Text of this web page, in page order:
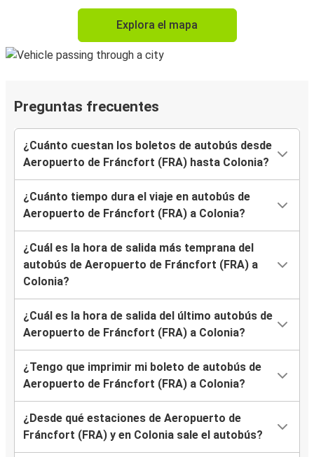
Explora el mapa
Preguntas frecuentes
¿Cuánto cuestan los boletos de autobús desde
Aeropuerto de Fráncfort (FRA) hasta Colonia?
¿Cuánto tiempo dura el viaje en autobús de
Aeropuerto de Fráncfort (FRA) a Colonia?
¿Cuál es la hora de salida más temprana del
autobús de Aeropuerto de Fráncfort (FRA) a
Colonia?
¿Cuál es la hora de salida del último autobús de
Aeropuerto de Fráncfort (FRA) a Colonia?
¿Tengo que imprimir mi boleto de autobús de
Aeropuerto de Fráncfort (FRA) a Colonia?
¿Desde qué estaciones de Aeropuerto de
Fráncfort (FRA) y en Colonia sale el autobús?